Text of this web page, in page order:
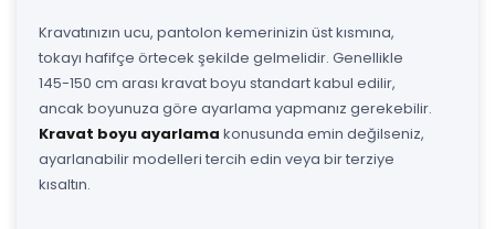
Kravatınızın ucu, pantolon kemerinizin üst kısmına,
tokayı hafifçe örtecek şekilde gelmelidir. Genellikle
145-150 cm arası kravat boyu standart kabul edilir,
ancak boyunuza göre ayarlama yapmanız gerekebilir.
Kravat boyu ayarlama konusunda emin değilseniz,
ayarlanabilir modelleri tercih edin veya bir terziye
kısaltın.